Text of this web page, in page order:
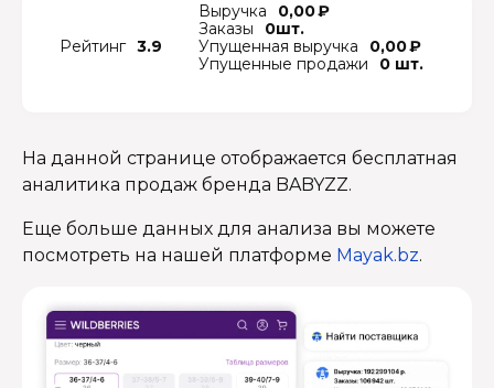
Рейтинг 3.9
Выручка
0,00 ₽
Заказы
0шт.
Упущенная выручка
0,00 ₽
Упущенные продажи
0 шт.
На данной странице отображается бесплатная
аналитика продаж бренда BABYZZ.
Еще больше данных для анализа вы можете
посмотреть на нашей платформе Mayak.bz.